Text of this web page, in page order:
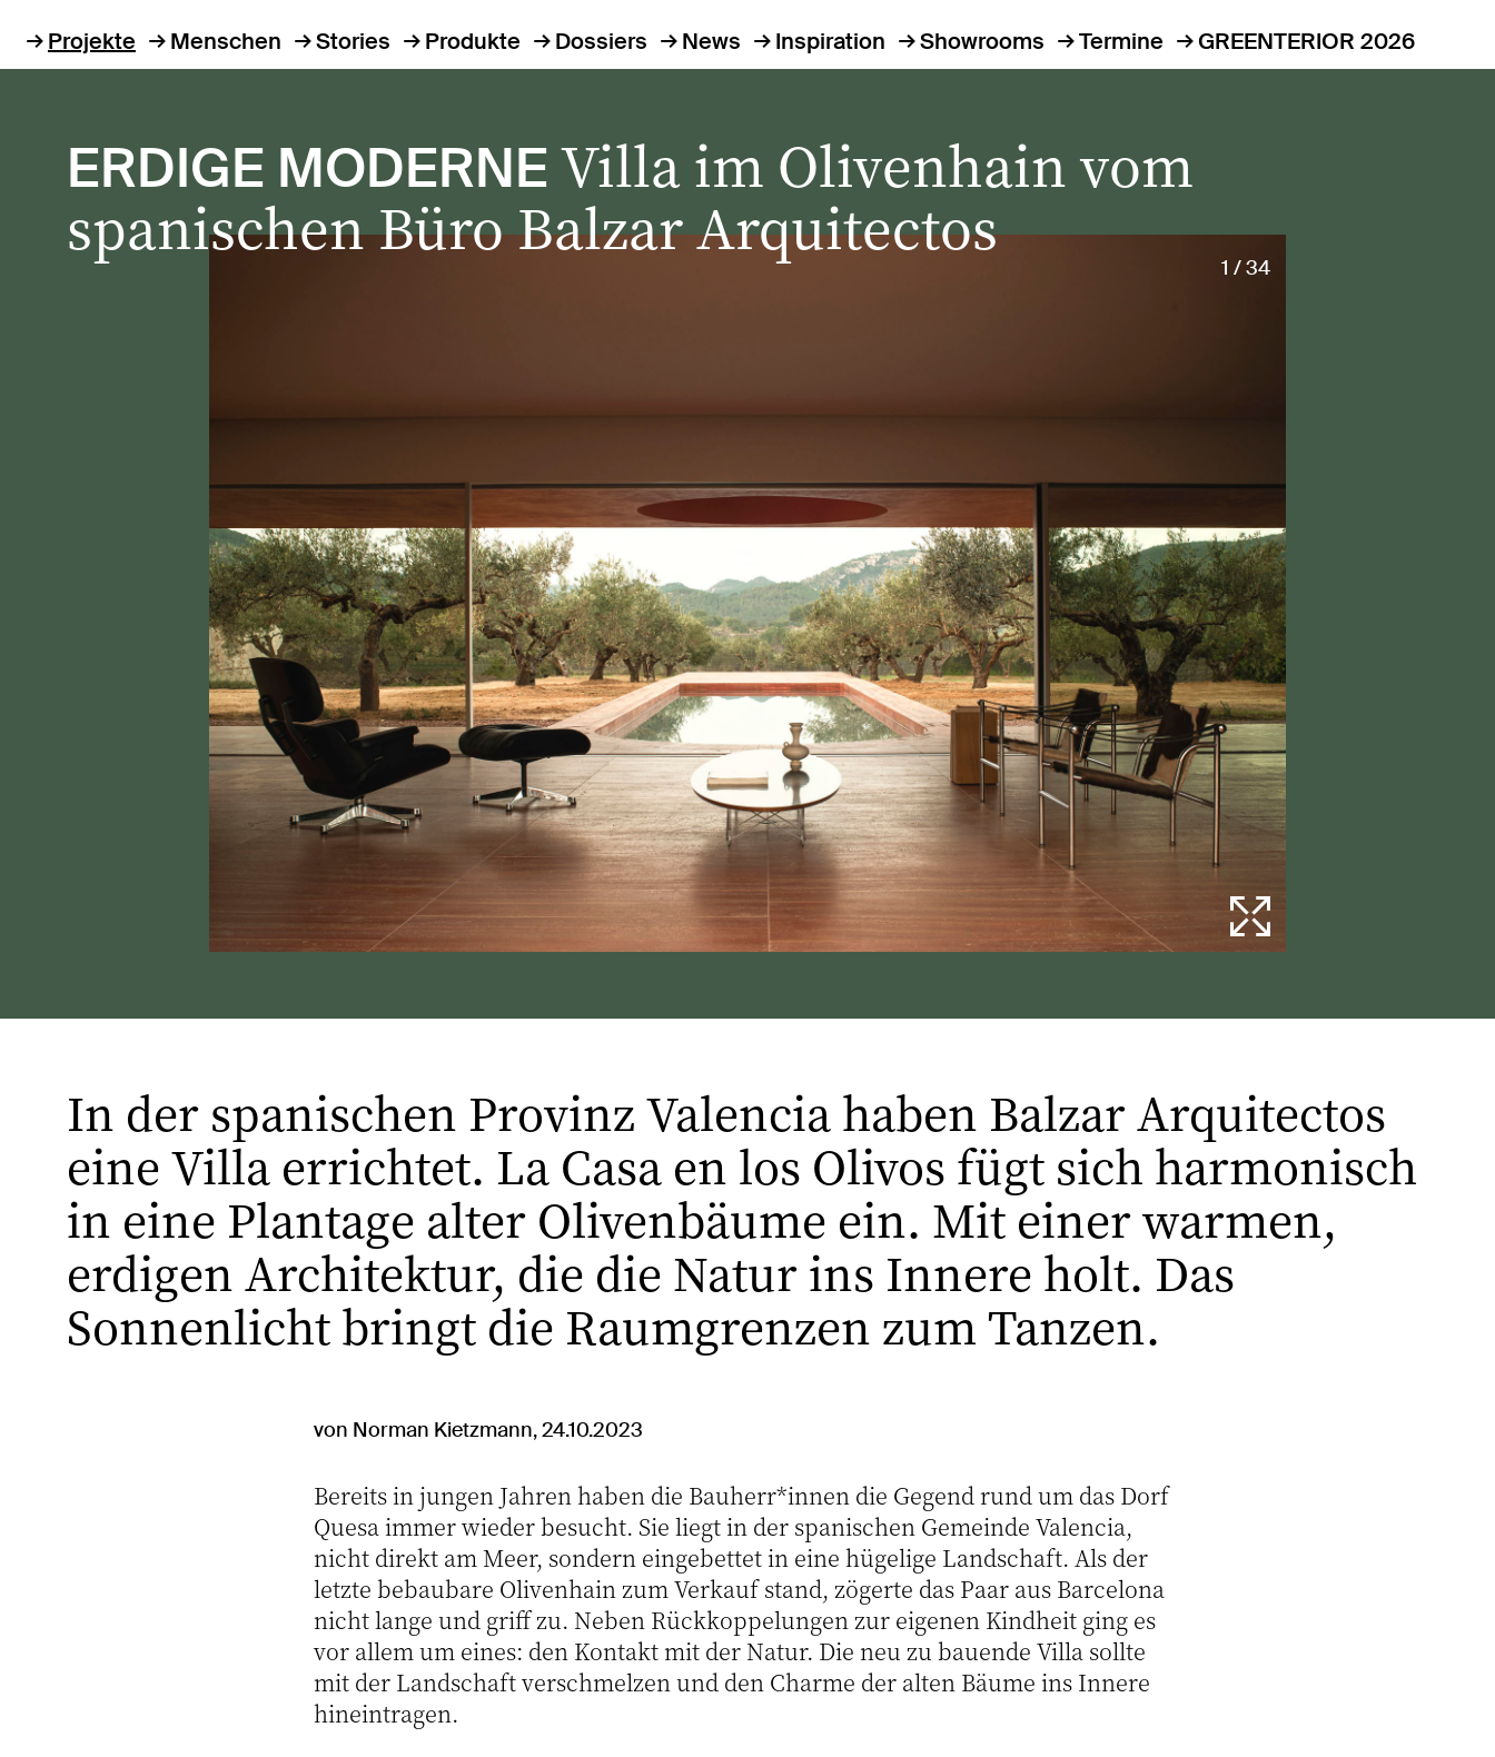
Projekte Menschen Stories Produkte Dossiers News Inspiration Showrooms Termine GREENTERIOR 2026
ERDIGE MODERNE Villa im Olivenhain vom
spanischen Büro Balzar Arquitectos
1 / 34
In der spanischen Provinz Valencia haben Balzar Arquitectos
eine Villa errichtet. La Casa en los Olivos fügt sich harmonisch
in eine Plantage alter Olivenbäume ein. Mit einer warmen,
erdigen Architektur, die die Natur ins Innere holt. Das
Sonnenlicht bringt die Raumgrenzen zum Tanzen.
von Norman Kietzmann, 24.10.2023
Bereits in jungen Jahren haben die Bauherr*innen die Gegend rund um das Dorf
Quesa immer wieder besucht. Sie liegt in der spanischen Gemeinde Valencia,
nicht direkt am Meer, sondern eingebettet in eine hügelige Landschaft. Als der
letzte bebaubare Olivenhain zum Verkauf stand, zögerte das Paar aus Barcelona
nicht lange und griff zu. Neben Rückkoppelungen zur eigenen Kindheit ging es
vor allem um eines: den Kontakt mit der Natur. Die neu zu bauende Villa sollte
mit der Landschaft verschmelzen und den Charme der alten Bäume ins Innere
hineintragen.